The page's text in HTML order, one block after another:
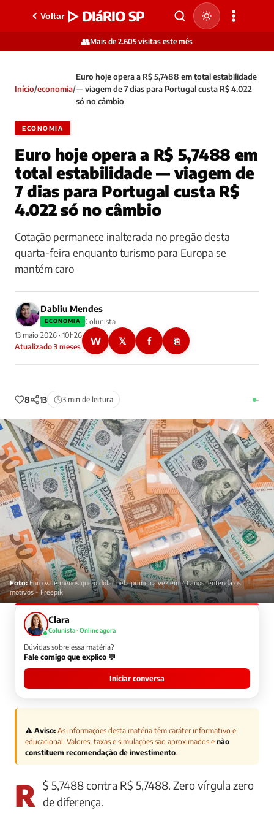
Voltar ▷ DIáRIO SP
👥Mais de 2.605 visitas este mês
Início/economia/
Euro hoje opera a R$ 5,7488 em total estabilidade
— viagem de 7 dias para Portugal custa R$ 4.022
só no câmbio
ECONOMIA
Euro hoje opera a R$ 5,7488 em
total estabilidade — viagem de
7 dias para Portugal custa R$
4.022 só no câmbio
Cotação permanece inalterada no pregão desta
quarta-feira enquanto turismo para Europa se
mantém caro
Dabliu Mendes
ECONOMIA
Colunista
13 maio 2026 · 10h26
Atualizado 3 meses
W 𝕏 f ⎘
8 13 3 min de leitura –
Foto:Euro vale menos que o dólar pela primeira vez em 20 anos; entenda os
motivos - Freepik
Clara
Colunista · Online agora
Dúvidas sobre essa matéria?
Fale comigo que explico 💬
Iniciar conversa
⚠️ Aviso: As informações desta matéria têm caráter informativo e
educacional. Valores, taxas e simulações são aproximados e não
constituem recomendação de investimento.
R$ 5,7488 contra R$ 5,7488. Zero vírgula zero de diferença.